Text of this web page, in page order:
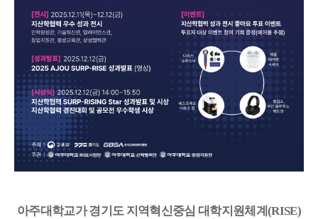
아주대학교가 경기도 지역혁신중심 대학지원체계(RISE)